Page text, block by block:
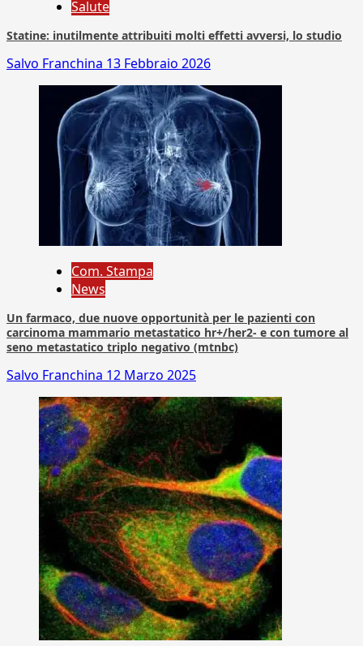
Salute
Statine: inutilmente attribuiti molti effetti avversi, lo studio
Salvo Franchina 13 Febbraio 2026
Com. Stampa
News
Un farmaco, due nuove opportunità per le pazienti con
carcinoma mammario metastatico hr+/her2- e con tumore al
seno metastatico triplo negativo (mtnbc)
Salvo Franchina 12 Marzo 2025